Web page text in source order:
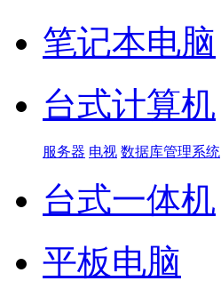
笔记本电脑
台式计算机
服务器 电视 数据库管理系统
台式一体机
平板电脑